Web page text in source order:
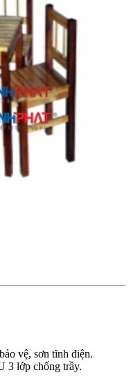
vệ, sơn tĩnh điện.
3 lớp chống trầy.